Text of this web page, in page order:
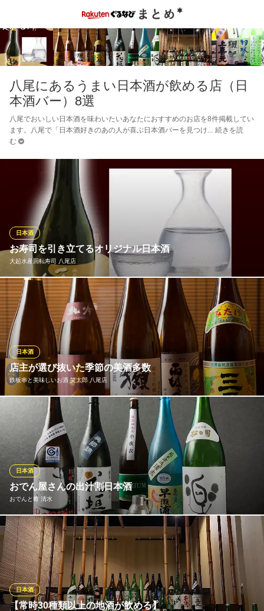
八尾にあるうまい日本酒が飲める店（日
本酒バー）8選
八尾でおいしい日本酒を味わいたいあなたにおすすめのお店を8件掲載してい
ます。八尾で「日本酒好きのあの人が喜ぶ日本酒バーを見つけ
続きを読
む
お寿司を引き立てるオリジナル日本酒
大起水産回転寿司 八尾店
日本酒
美味しいお寿司には極上のお酒が欠かせません。当店では、お寿
司やお造りの味わいを最大限に引き立てるために造られた大起水
産オリジナルの美酒「天下の台所」をご用意しております。純米
吟醸、特別純米酒、特別本醸造と、お好みに合わせて選べるこだ
わりの一杯が、上質なお食事の時間をさらに華やかに彩ります。
大起水産回転寿司 八尾店
回転寿司
近鉄大阪線近鉄八尾駅 徒歩10分
大阪府八尾市荘内町1-1-44
店主が選び抜いた季節の美酒多数
鉄板串と美味しいお酒 笑太郎 八尾店
日本酒
日本酒好きの店主が、自身の眼と舌で選び抜いた旨い酒を豊富に
ご用意。獺祭、黒竜など全国各地の多彩な地酒を取り揃えており
ます。時期によって顔を変える、季節の美酒も豊富。冷・熱燗と
いった飲み方もご提案いたしますので、日本酒ビギナーの方にも
おすすめ。創作鉄板串をはじめとした逸品との相性も抜群です。
鉄板串と美味しいお酒 笑太郎 八尾店
創作鉄板串と厳選地酒
近鉄大阪線近鉄八尾駅 徒歩3分
大阪府八尾市東本町3-9-36 板倉ビル1F
おでん屋さんの出汁割日本酒
おでんと肴 清水
日本酒
日本酒の出汁割はおでん専門店ならではの飲み方◎そのほか、す
っきり美味しいソーダ割などいろいろな割り方で日本酒をお楽し
みいただけます。にごり酒とチューハイを合わせたどぶチューな
どお酒が好きな方におすすめなお品もご用意しております！おい
しい肴と一緒にぜひ自分だけのお好みの飲み方を見つけてくださ
い。
【常時30種類以上の地酒が飲める】
日本酒